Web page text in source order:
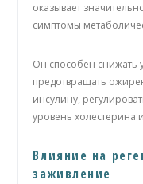
оказывает
симптомы
Он способен снижать
предотвращать
инсулину,
уровень холестерина
Влияние на
заживление